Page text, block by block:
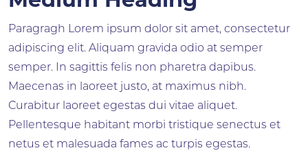
Paragragh Lorem ipsum dolor sit amet, consectetur
adipiscing elit. Aliquam gravida odio at semper
semper. In sagittis felis non pharetra dapibus.
Maecenas in laoreet justo, at maximus nibh.
Curabitur laoreet egestas dui vitae aliquet.
Pellentesque habitant morbi tristique senectus et
netus et malesuada fames ac turpis egestas.